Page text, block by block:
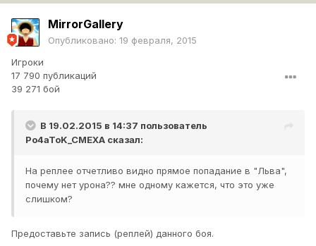
MirrorGallery
Опубликовано: 19 февраля, 2015
Игроки
17 790 публикаций
39 271 бой
В 19.02.2015 в 14:37 пользователь
Po4aToK_CMEXA сказал:
На реплее отчетливо видно прямое попадание в "Льва",
почему нет урона?? мне одному кажется, что это уже
слишком?
Предоставьте запись (реплей) данного боя.